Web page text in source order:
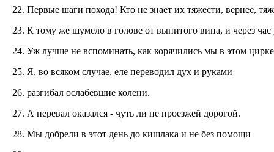
22. Первые шаги похода! Кто не знает их тяжести, вернее,
23. К тому же шумело в голове от выпитого вина, и через
24. Уж лучше не вспоминать, как корячились мы в этом
25. Я, во всяком случае, еле переводил дух и руками
26. разгибал ослабевшие колени.
27. А перевал оказался - чуть ли не проезжей дорогой.
28. Мы добрели в этот день до кишлака и не без помощи